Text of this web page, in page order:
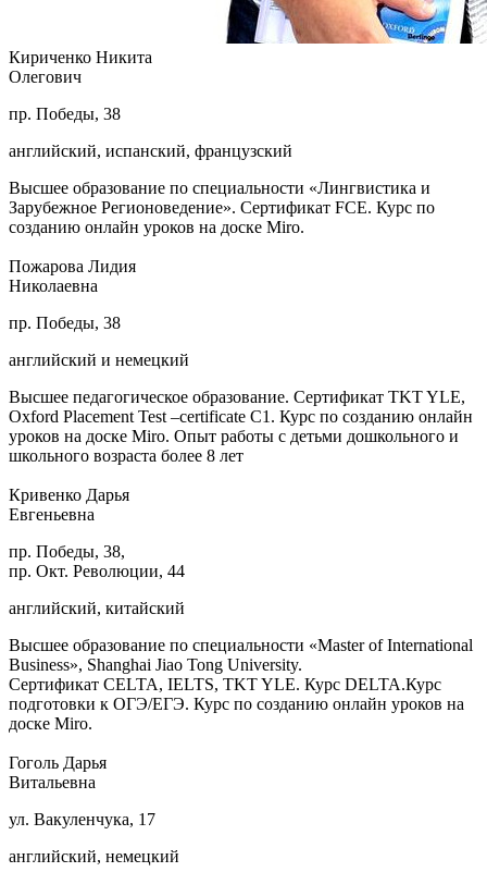
Кириченко Никита
Олегович
пр. Победы, 38
английский, испанский, французский
Высшее образование по специальности «Лингвистика и
Зарубежное Регионоведение». Сертификат FCE. Курс по
созданию онлайн уроков на доске Miro.
Пожарова Лидия
Николаевна
пр. Победы, 38
английский и немецкий
Высшее педагогическое образование. Сертификат TKT YLE,
Oxford Placement Test –certificate C1. Курс по созданию онлайн
уроков на доске Miro. Опыт работы с детьми дошкольного и
школьного возраста более 8 лет
Кривенко Дарья
Евгеньевна
пр. Победы, 38,
пр. Окт. Революции, 44
английский, китайский
Высшее образование по специальности «Master of International
Business», Shanghai Jiao Tong University.
Сертификат CELTA, IELTS, TKT YLE. Курс DELTA.Курс
подготовки к ОГЭ/ЕГЭ. Курс по созданию онлайн уроков на
доске Miro.
Гоголь Дарья
Витальевна
ул. Вакуленчука, 17
английский, немецкий